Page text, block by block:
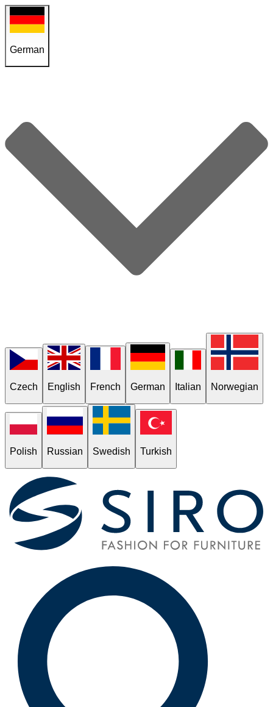
German
Czech English French German Italian Norwegian
Polish Russian Swedish Turkish